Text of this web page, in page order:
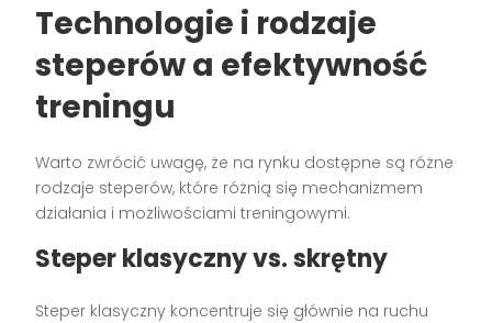
Technologie i rodzaje
steperów a efektywność
treningu
Warto zwrócić uwagę, że na rynku dostępne są różne
rodzaje steperów, które różnią się mechanizmem
działania i możliwościami treningowymi.
Steper klasyczny vs. skrętny
Steper klasyczny koncentruje się głównie na ruchu